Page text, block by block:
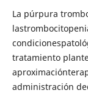
La púrpura
tratamiento
administración